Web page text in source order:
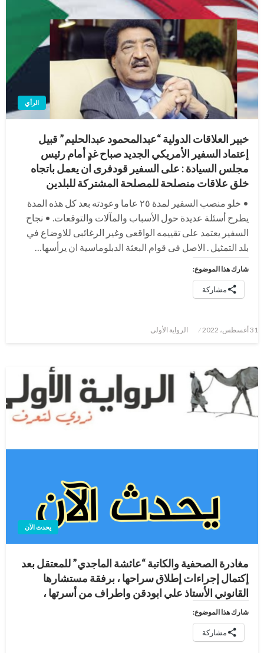
الرأي
خبير العلاقات الدولية “عبدالمحمود عبدالحليم” قبيل
إعتماد السفير الأمريكي الجديد صباح غدٍ أمام رئيس
مجلس السيادة : على السفير قودفرى ان يعمل باتجاه
خلق علاقات منصلحة للمصلحة المشتركة للبلدين
• خلو منصب السفير لمدة ٢٥ عاما وعودته بعد كل هذه المدة
يطرح أسئلة عديدة حول الأسباب والمآلات والتوقعات. • نجاح
السفير يعتمد على تقييمه الواقعى وغير الرغائبى للاوضاع في
بلد التمثيل . الاصل فى قوام البعثة الدبلوماسية ان يرأسها…
شارك هذا الموضوع:
مشاركة
نُشر
31 أغسطس، 2022 الرواية الأولى
يحدث الآن
مغادرة الصحفية والكاتبة “عائشة الماجدي” للمعتقل بعد
إكتمال إجراءات إطلاق سراحها ، برفقة مستشارها
القانوني الأستاذ علي ابودقن واطراف من أسرتها ،
شارك هذا الموضوع:
مشاركة